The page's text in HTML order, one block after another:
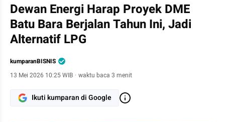
Dewan Energi Harap Proyek DME
Batu Bara Berjalan Tahun Ini, Jadi
Alternatif LPG
kumparanBISNIS
13 Mei 2026 10:25 WIB · waktu baca 3 menit
Ikuti kumparan di Google